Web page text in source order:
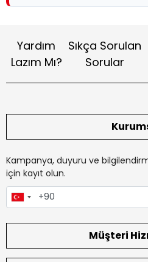
Yardım
Lazım Mı?
Sıkça Sorulan
Sorular
Kampanya, duyuru ve
için kayıt olun.
Müşteri